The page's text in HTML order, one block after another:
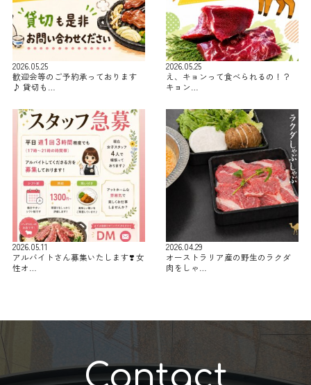
2026.05.25
歓迎会等のご予約承っております
♪ 貸切も…
2026.05.25
え、キョンって食べられるの！？
キョン…
2026.05.11
アルバイトさん募集いたします❣️ 女
性オ…
2026.04.29
オーストラリア産の野生のラクダ
肉をしゃ…